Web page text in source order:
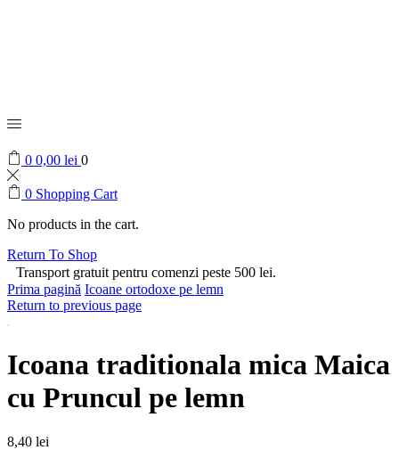
0 0,00 lei 0
0 Shopping Cart
No products in the cart.
Return To Shop
Transport gratuit pentru comenzi peste 500 lei.
Prima pagină Icoane ortodoxe pe lemn
Return to previous page
Icoana traditionala mica Maica
cu Pruncul pe lemn
8,40 lei